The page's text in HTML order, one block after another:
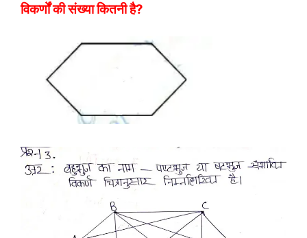
विकर्णों की संख्या कितनी है?